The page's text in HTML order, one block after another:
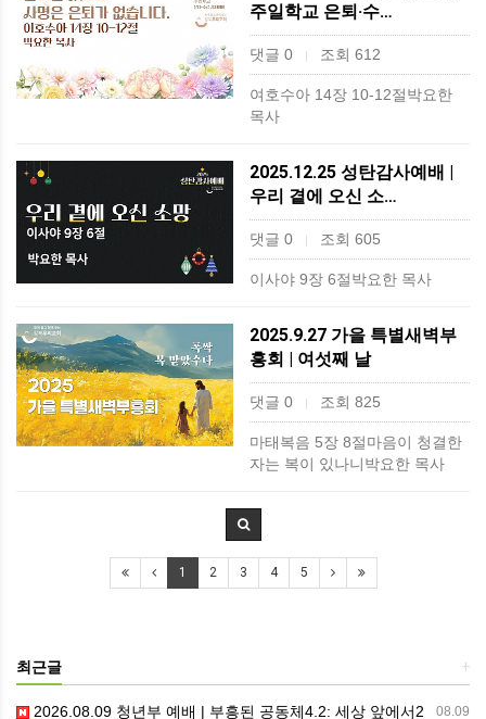
주일학교 은퇴·수…
댓글 0 | 조회 612
여호수아 14장 10-12절박요한
목사
2025.12.25 성탄감사예배 |
우리 곁에 오신 소…
댓글 0 | 조회 605
이사야 9장 6절박요한 목사
2025.9.27 가을 특별새벽부
흥회 | 여섯째 날
댓글 0 | 조회 825
마태복음 5장 8절마음이 청결한
자는 복이 있나니박요한 목사​
1 2 3 4 5
+
최근글
08.09
2026.08.09 청년부 예배 | 부흥된 공동체4.2: 세상 앞에서2